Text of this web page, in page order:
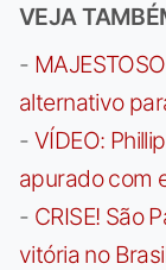
VEJA
-
alternativo
- VÍDEO:
apurado com
- CRISE! São
vitória no